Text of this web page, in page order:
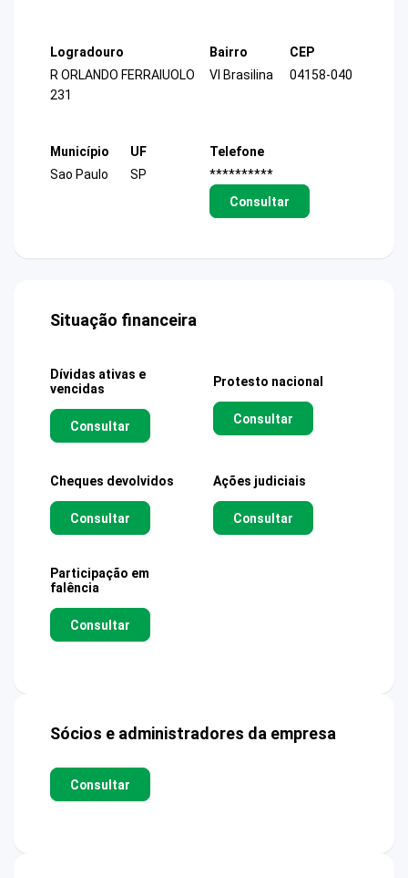
Logradouro
R ORLANDO FERRAIUOLO
231
Bairro
Vl Brasilina
CEP
04158-040
Município
Sao Paulo
UF
SP
Telefone
**********
Consultar
Situação financeira
Dívidas ativas e
vencidas
Consultar
Protesto nacional
Consultar
Cheques devolvidos
Consultar
Ações judiciais
Consultar
Participação em
falência
Consultar
Sócios e administradores da empresa
Consultar